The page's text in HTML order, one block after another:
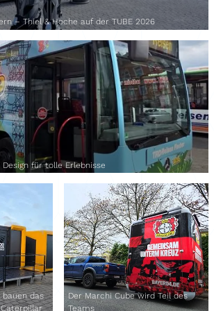
– Thiel & Hoche auf der TUBE 2026
für tolle Erlebnisse
das
Der Marchi Cube wird Teil des
Teams